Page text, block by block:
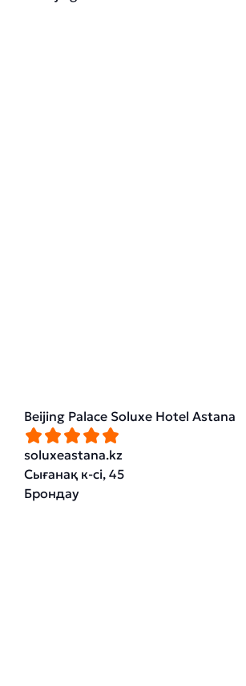
Beijing Palace Soluxe Hotel Astana
soluxeastana.kz
Сығанақ к-сі, 45
Брондау